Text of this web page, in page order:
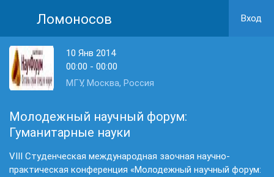
Ломоносов Вход
10 Янв 2014
00:00 - 00:00
МГУ, Москва, Россия
Молодежный научный форум:
Гуманитарные науки
VIII Студенческая международная заочная научно-
практическая конференция «Молодежный научный форум: